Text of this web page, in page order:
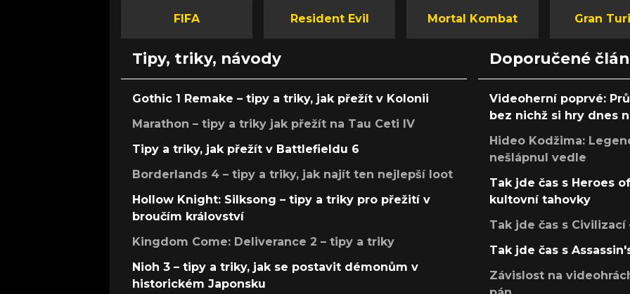
FIFA Resident Evil Mortal Kombat Gran
Tipy, triky, návody
Gothic 1 Remake – tipy a triky, jak přežít v Kolonii
Marathon – tipy a triky jak přežít na Tau Ceti IV
Tipy a triky, jak přežít v Battlefieldu 6
Borderlands 4 – tipy a triky, jak najít ten nejlepší loot
Hollow Knight: Silksong – tipy a triky pro přežití v
broučím království
Kingdom Come: Deliverance 2 – tipy a triky
Nioh 3 – tipy a triky, jak se postavit démonům v
historickém Japonsku
Doporučené
Videoherní poprvé:
bez nichž si hry dnes
Hideo Kodžima:
nešlápnul vedle
Tak jde čas s Heroes
kultovní tahovky
Tak jde čas s
Tak jde čas s
Závislost na